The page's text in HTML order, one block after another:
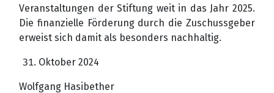
Veranstaltungen der Stiftung weit in das Jahr 2025.
Die finanzielle Förderung durch die Zuschussgeber
erweist sich damit als besonders nachhaltig.
Oktober 2024
Wolfgang Hasibether